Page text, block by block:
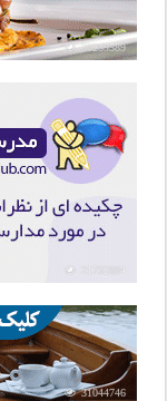
30259589
31044746